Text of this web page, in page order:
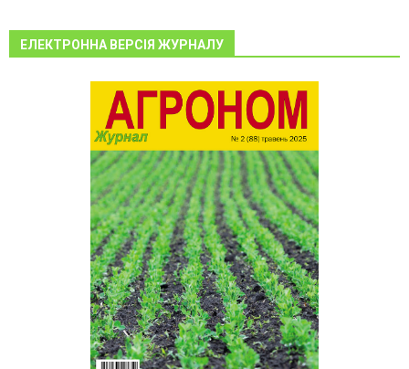
ЕЛЕКТРОННА ВЕРСІЯ ЖУРНАЛУ